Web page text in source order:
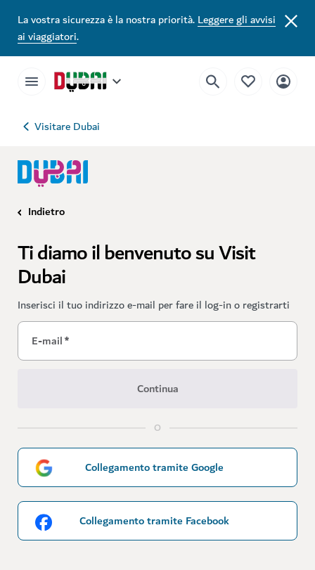
La vostra sicurezza è la nostra priorità.Leggere gli avvisi
ai viaggiatori.
Visitare Dubai
Indietro
Ti diamo il benvenuto su Visit
Dubai
Inserisci il tuo indirizzo e-mail per fare il log-in o registrarti
E-mail*
Continua
O
Collegamento tramite Google
Collegamento tramite Facebook